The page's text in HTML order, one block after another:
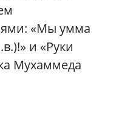
«Мы умма
и «Руки
Мухаммеда